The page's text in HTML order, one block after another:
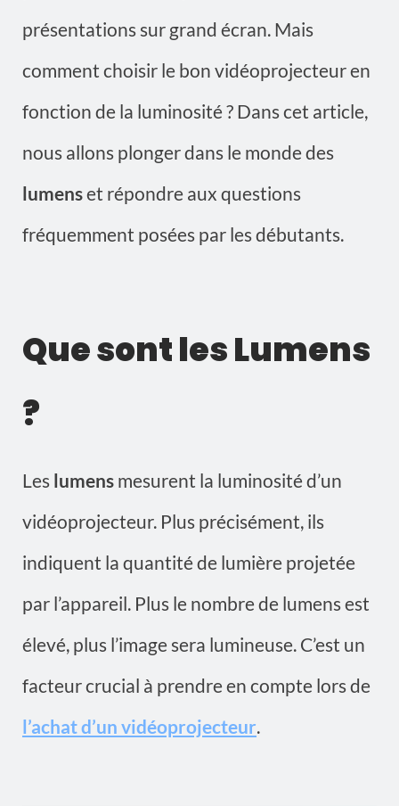
présentations sur grand écran. Mais
comment choisir le bon vidéoprojecteur en
fonction de la luminosité ? Dans cet article,
nous allons plonger dans le monde des
lumenset répondre aux questions
fréquemment posées par les débutants.
Que sont les Lumens
?
Les lumens mesurent la luminosité d’un
vidéoprojecteur. Plus précisément, ils
indiquent la quantité de lumière projetée
par l’appareil. Plus le nombre de lumens est
élevé, plus l’image sera lumineuse. C’est un
facteur crucial à prendre en compte lors de
l’achat d’un vidéoprojecteur.